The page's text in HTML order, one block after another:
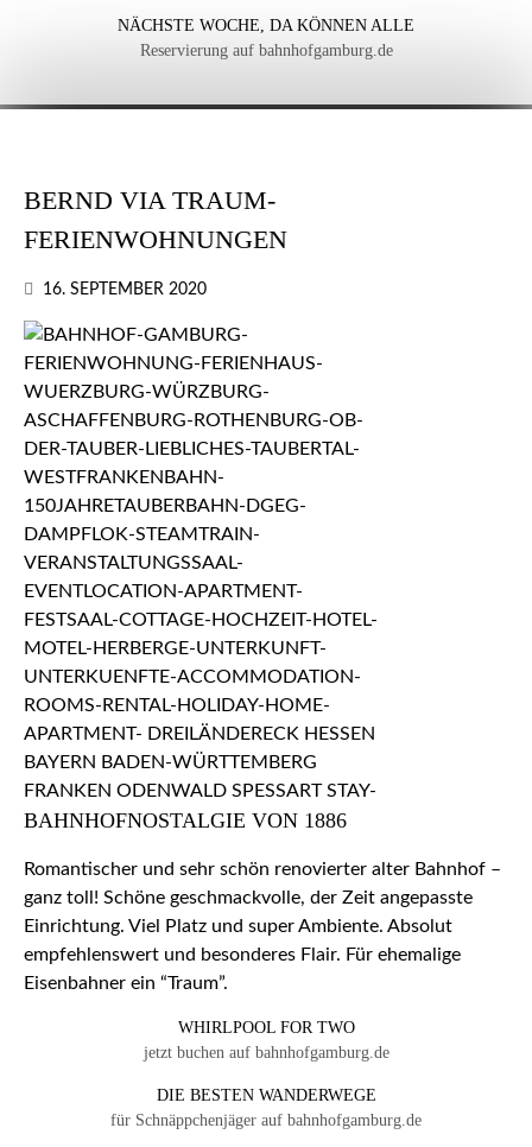
NÄCHSTE WOCHE, DA KÖNNEN ALLE
Reservierung auf bahnhofgamburg.de
BERND VIA TRAUM-
FERIENWOHNUNGEN
16. SEPTEMBER 2020
BAHNHOFNOSTALGIE VON 1886
Romantischer und sehr schön renovierter alter Bahnhof –
ganz toll! Schöne geschmackvolle, der Zeit angepasste
Einrichtung. Viel Platz und super Ambiente. Absolut
empfehlenswert und besonderes Flair. Für ehemalige
Eisenbahner ein “Traum”.
WHIRLPOOL FOR TWO
jetzt buchen auf bahnhofgamburg.de
DIE BESTEN WANDERWEGE
für Schnäppchenjäger auf bahnhofgamburg.de